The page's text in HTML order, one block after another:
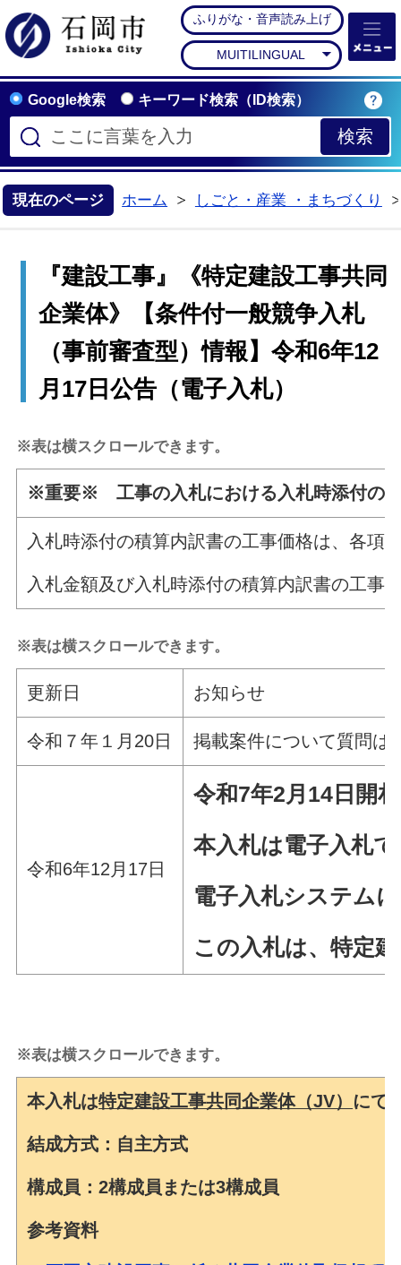
石岡市公式ホームペー
ふりがな・音声読み上げ
MUITILINGUAL
Google検索 キーワード検索（ID検索）
現在のページ ホーム
しごと・産業 ・まちづくり
『建設工事』《特定建設工事共同
企業体》【条件付一般競争入札
（事前審査型）情報】令和6年12
月17日公告（電子入札）
※表は横スクロールできます。
※重要※ 工事の入札における入札時添付の
入札時添付の積算内訳書の工事価格は、各項
入札金額及び入札時添付の積算内訳書の工事
※表は横スクロールできます。
更新日 お知らせ
令和７年１月20日 掲載案件について質問は
令和6年12月17日
令和7年2月14日 開札
本入札は電子入札
電子入札システム
この入札は、特定
※表は横スクロールできます。
本入札は特定建設工事共同企業体（JV） にて
結成方式：自主方式
構成員：2構成員または3構成員
参考資料